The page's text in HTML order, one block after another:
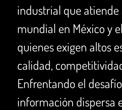
industrial que atiende
mundial en México y
quienes exigen altos
calidad,
Enfrentando el
información dispersa